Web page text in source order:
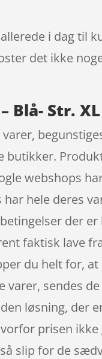
i dag til
det ikke
Blå- Str.
webshops
hele deres
der
faktisk lave
du helt for,
sendes
løsning, der
prisen
slip for de